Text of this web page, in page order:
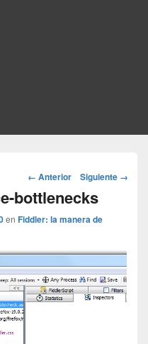
Navegador
de
imágenes
← Anterior Siguiente →
bottlenecks
en Fiddler: la manera de